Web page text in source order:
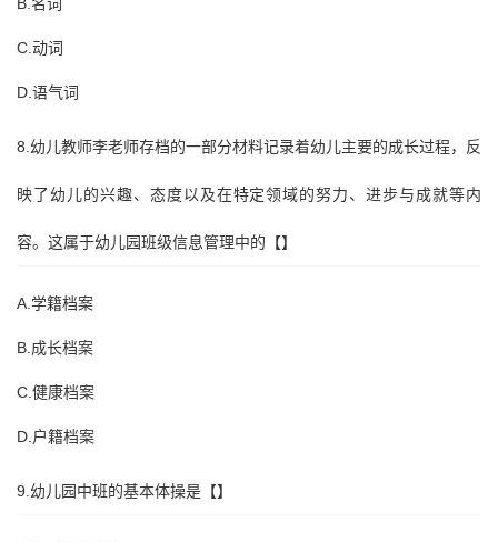
C.动词
D.语气词
8.幼儿教师李老师存档的一部分材料记录着幼儿主要的成长过程，反
映了幼儿的兴趣、态度以及在特定领域的努力、进步与成就等内
容。这属于幼儿园班级信息管理中的【】
A.学籍档案
B.成长档案
C.健康档案
D.户籍档案
9.幼儿园中班的基本体操是【】